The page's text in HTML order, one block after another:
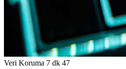
Veri Koruma 7 dk 47